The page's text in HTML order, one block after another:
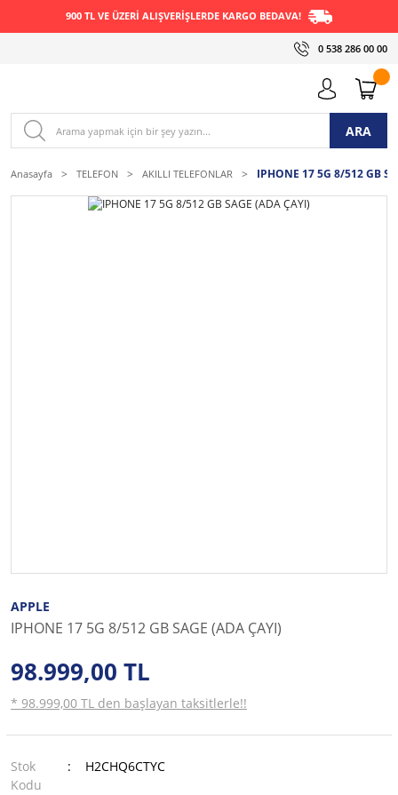
900 TL VE ÜZERİ ALIŞVERİŞLERDE KARGO BEDAVA!
0 538 286 00 00
ARA
Anasayfa TELEFON AKILLI TELEFONLAR IPHONE 17 5G 8/512 GB
APPLE
IPHONE 17 5G 8/512 GB SAGE (ADA ÇAYI)
98.999,00 TL
* 98.999,00 TL den başlayan taksitlerle!!
Stok
Kodu
H2CHQ6CTYC